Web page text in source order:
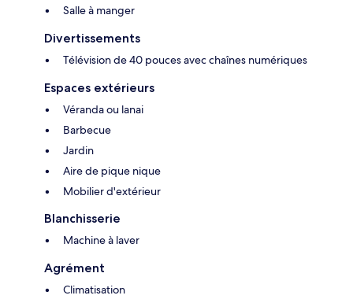
Salle à manger
Divertissements
Télévision de 40 pouces avec chaînes numériques
Espaces extérieurs
Véranda ou lanai
Barbecue
Jardin
Aire de pique nique
Mobilier d'extérieur
Blanchisserie
Machine à laver
Agrément
Climatisation